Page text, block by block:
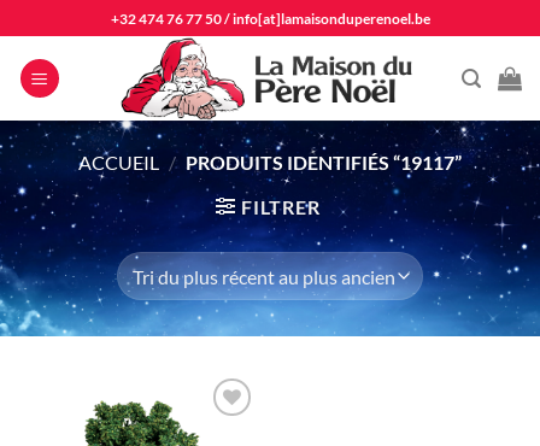
au
contenu
+32 474 76 77 50/info[at]lamaisonduperenoel.be
ACCUEIL / PRODUITS IDENTIFIÉS “19117”
FILTRER
Ajouter